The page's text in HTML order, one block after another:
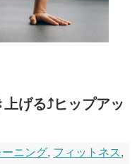
上げる⤴ヒップアッ
ーニング, フィットネス,